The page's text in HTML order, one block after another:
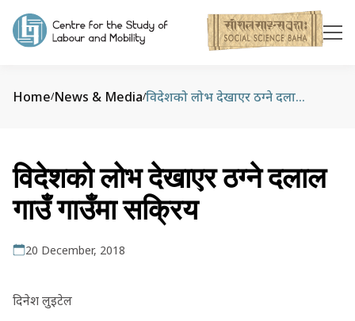
Home/News & Media/ विदेशको लोभ देखाएर ठग्ने दलाल गाउँ गाउँमा सक्रिय
विदेशको लोभ देखाएर ठग्ने दलाल
गाउँ गाउँमा सक्रिय
20 December, 2018
दिनेश लुइटेल